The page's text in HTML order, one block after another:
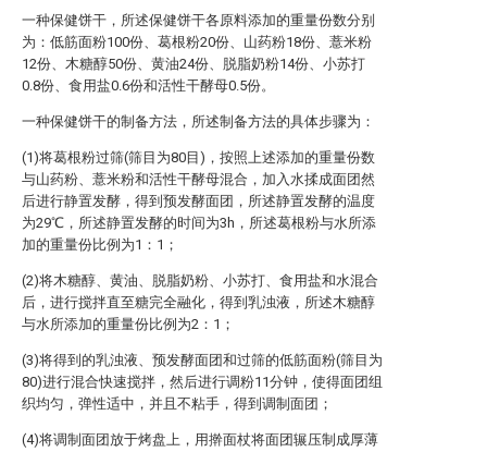
一种保健饼干，所述保健饼干各原料添加的重量份数分别
为：低筋面粉100份、葛根粉20份、山药粉18份、薏米粉
12份、木糖醇50份、黄油24份、脱脂奶粉14份、小苏打
0.8份、食用盐0.6份和活性干酵母0.5份。
一种保健饼干的制备方法，所述制备方法的具体步骤为：
(1)将葛根粉过筛(筛目为80目)，按照上述添加的重量份数
与山药粉、薏米粉和活性干酵母混合，加入水揉成面团然
后进行静置发酵，得到预发酵面团，所述静置发酵的温度
为29℃，所述静置发酵的时间为3h，所述葛根粉与水所添
加的重量份比例为1：1；
(2)将木糖醇、黄油、脱脂奶粉、小苏打、食用盐和水混合
后，进行搅拌直至糖完全融化，得到乳浊液，所述木糖醇
与水所添加的重量份比例为2：1；
(3)将得到的乳浊液、预发酵面团和过筛的低筋面粉(筛目为
80)进行混合快速搅拌，然后进行调粉11分钟，使得面团组
织均匀，弹性适中，并且不粘手，得到调制面团；
(4)将调制面团放于烤盘上，用擀面杖将面团辗压制成厚薄